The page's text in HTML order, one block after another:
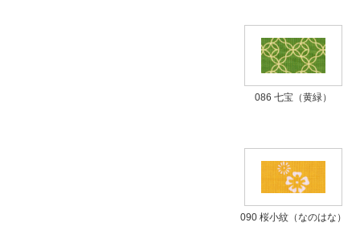
086 七宝（黄緑）
090 桜小紋（なのはな）